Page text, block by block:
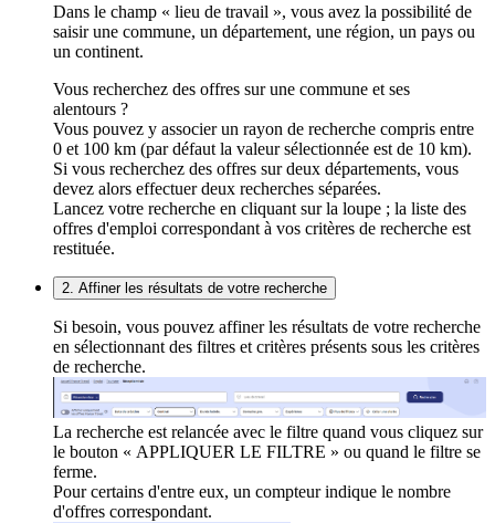
Dans le champ « lieu de travail », vous avez la possibilité de
saisir une commune, un département, une région, un pays ou
un continent.
Vous recherchez des offres sur une commune et ses
alentours ?
Vous pouvez y associer un rayon de recherche compris entre
0 et 100 km (par défaut la valeur sélectionnée est de 10 km).
Si vous recherchez des offres sur deux départements, vous
devez alors effectuer deux recherches séparées.
Lancez votre recherche en cliquant sur la loupe ; la liste des
offres d'emploi correspondant à vos critères de recherche est
restituée.
2. Affiner les résultats de votre recherche
Si besoin, vous pouvez affiner les résultats de votre recherche
en sélectionnant des filtres et critères présents sous les critères
de recherche.
La recherche est relancée avec le filtre quand vous cliquez sur
le bouton « APPLIQUER LE FILTRE » ou quand le filtre se
ferme.
Pour certains d'entre eux, un compteur indique le nombre
d'offres correspondant.